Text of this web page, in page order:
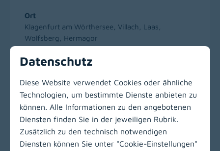
Ort
Klagenfurt am Wörthersee, Villach, Laas,
Wolfsberg, Hermagor
Zur Hauptnavigation
LinkedIn
(opens in
Datenschutz
Diese Website verwendet Cookies oder ähnliche
Technologien, um bestimmte Dienste anbieten zu
können. Alle Informationen zu den angebotenen
Diensten finden Sie in der jeweiligen Rubrik.
Zusätzlich zu den technisch notwendigen
Diensten können Sie unter "Cookie-Einstellungen"